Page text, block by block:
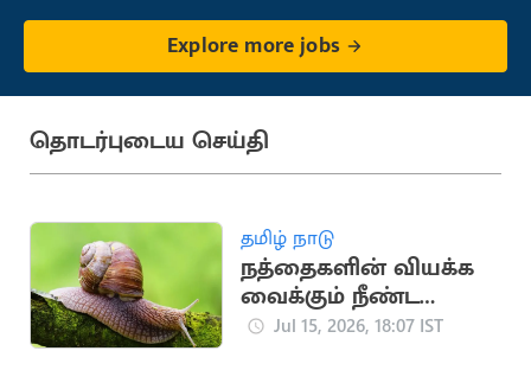
Explore more jobs
தொடர்புடைய செய்தி
தமிழ் நாடு
நத்தைகளின் வியக்க
வைக்கும் நீண்ட
ஆயுள் கால
Jul 15, 2026, 18:07 IST